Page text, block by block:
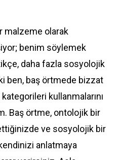
malzeme olarak
benim söylemek
daha fazla sosyolojik
ben, baş örtmede bizzat
kullanmalarını
Baş örtme, ontolojik bir
ve sosyolojik bir
anlatmaya